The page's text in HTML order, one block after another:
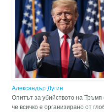
Александър Дугин
Опитът за убийството на
че всичко е организирано от